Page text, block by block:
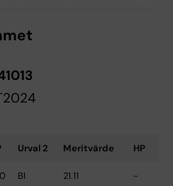
Urval 2 Meritvärde HP
BI 21.11 -